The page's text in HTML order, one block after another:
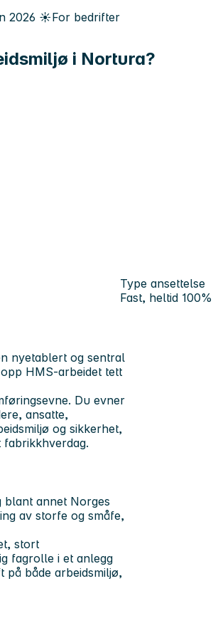
2026 ☀️For bedrifter
i Nortura?
Type ansettelse
Fast, heltid 100%
nyetablert og sentral
HMS-arbeidet tett
Du evner
ansatte,
og sikkerhet,
blant annet Norges
av storfe og småfe,
stort
fagrolle i et anlegg
på både arbeidsmiljø,